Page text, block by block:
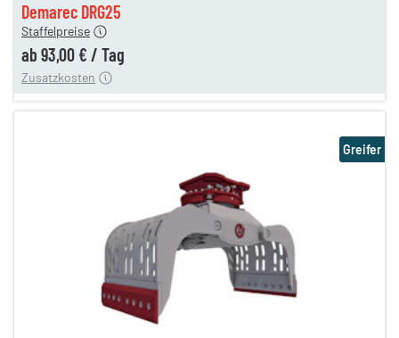
Demarec DRG25
Staffelpreise
ab 93,00 € / Tag
12,00 €
Zusatzkosten
Greifer